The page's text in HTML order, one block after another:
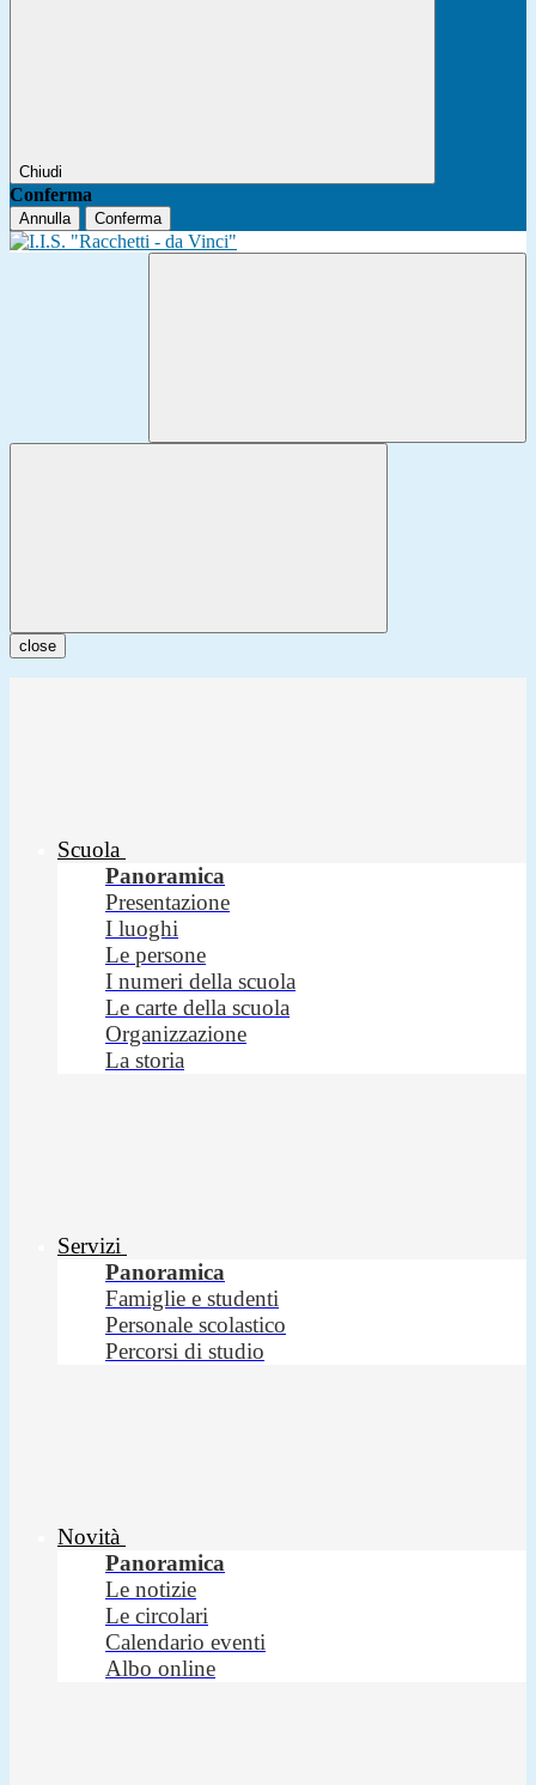
Chiudi
Conferma
Annulla Conferma
close
Scuola
Panoramica
Presentazione
I luoghi
Le persone
I numeri della scuola
Le carte della scuola
Organizzazione
La storia
Servizi
Panoramica
Famiglie e studenti
Personale scolastico
Percorsi di studio
Novità
Panoramica
Le notizie
Le circolari
Calendario eventi
Albo online